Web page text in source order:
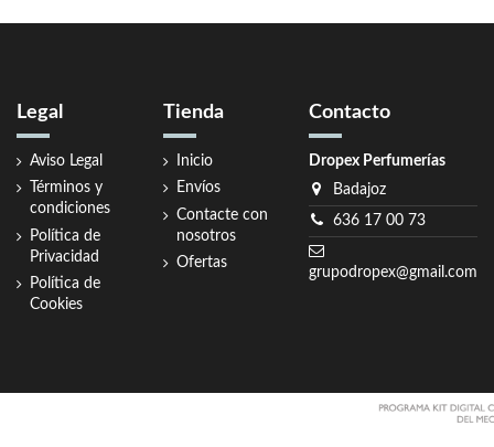
Legal
Aviso Legal
Términos y
condiciones
Política de
Privacidad
Política de
Cookies
Tienda
Inicio
Envíos
Contacte con
nosotros
Ofertas
Contacto
Dropex Perfumerías
Badajoz
636 17 00 73
grupodropex@gmail.com